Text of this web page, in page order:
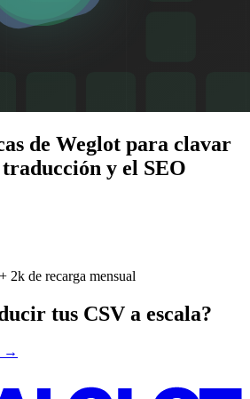
de Weglot para clavar
y el SEO
2k de recarga mensual
tus CSV a escala?
→